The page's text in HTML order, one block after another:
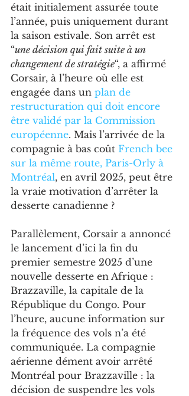
était initialement assurée toute
l’année, puis uniquement durant
la saison estivale. Son arrêt est
“une décision qui fait suite à un
changement de stratégie“, a affirmé
Corsair, à l’heure où elle est
engagée dans un plan de
restructuration qui doit encore
être validé par la Commission
européenne. Mais l’arrivée de la
compagnie à bas coût French bee
sur la même route, Paris-Orly à
Montréal, en avril 2025, peut être
la vraie motivation d’arrêter la
desserte canadienne ?
Parallèlement, Corsair a annoncé
le lancement d’ici la fin du
premier semestre 2025 d’une
nouvelle desserte en Afrique :
Brazzaville, la capitale de la
République du Congo. Pour
l’heure, aucune information sur
la fréquence des vols n’a été
communiquée. La compagnie
aérienne dément avoir arrêté
Montréal pour Brazzaville : la
décision de suspendre les vols